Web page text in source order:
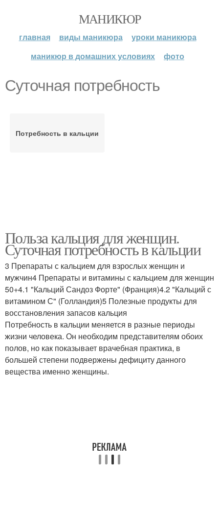
МАНИКЮР
главная виды маникюра
уроки маникюра
маникюр в домашних условиях
фото
Суточная потребность
Потребность в кальции
Польза кальция для женщин.
Суточная потребность в кальции
3 Препараты с кальцием для взрослых женщин и
мужчин4 Препараты и витамины с кальцием для женщин
50+4.1 "Кальций Сандоз Форте" (Франция)4.2 "Кальций с
витамином С" (Голландия)5 Полезные продукты для
восстановления запасов кальция
Потребность в кальции меняется в разные периоды
жизни человека. Он необходим представителям обоих
полов, но как показывает врачебная практика, в
большей степени подвержены дефициту данного
вещества именно женщины.